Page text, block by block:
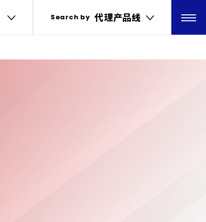
Search by 代理产品线
Search by 代理产品线